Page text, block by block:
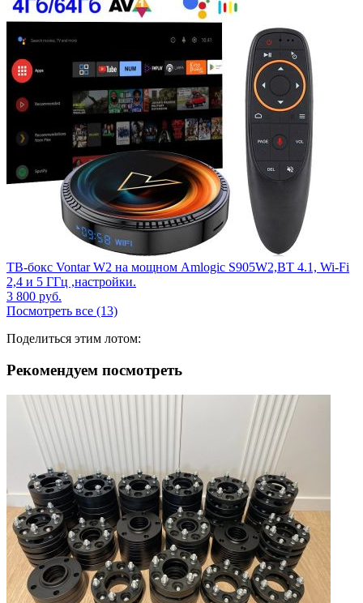
ТВ-бокс Vontar W2 на мощном Amlogic S905W2,BT 4.1, Wi-Fi
2,4 и 5 ГГц ,настройки.
3 800 руб.
Посмотреть все (13)
Поделиться этим лотом:
Рекомендуем посмотреть